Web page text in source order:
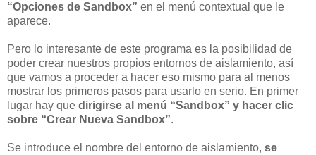
“Opciones de Sandbox” en el menú contextual que le
aparece.
Pero lo interesante de este programa es la posibilidad de
poder crear nuestros propios entornos de aislamiento, así
que vamos a proceder a hacer eso mismo para al menos
mostrar los primeros pasos para usarlo en serio. En primer
lugar hay que dirigirse al menú “Sandbox” y hacer clic
sobre “Crear Nueva Sandbox”.
Se introduce el nombre del entorno de aislamiento, se